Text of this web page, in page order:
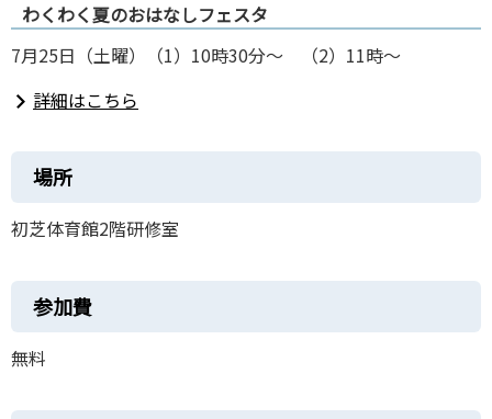
わくわく夏のおはなしフェスタ
7月25日（土曜）（1）10時30分～ （2）11時～
詳細はこちら
場所
初芝体育館2階研修室
参加費
無料